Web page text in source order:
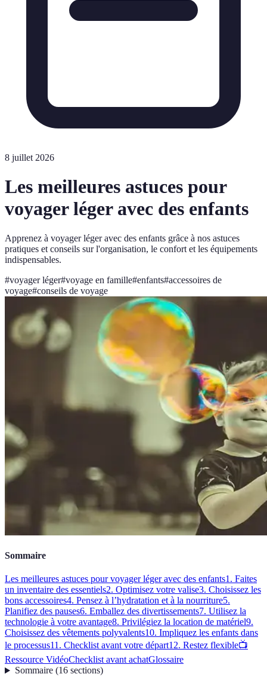
8 juillet 2026
Les meilleures astuces pour
voyager léger avec des enfants
Apprenez à voyager léger avec des enfants grâce à nos astuces
pratiques et conseils sur l'organisation, le confort et les équipements
indispensables.
#voyager léger#voyage en famille#enfants#accessoires de
voyage#conseils de voyage
Sommaire
Les meilleures astuces pour voyager léger avec des enfants1. Faites
un inventaire des essentiels2. Optimisez votre valise3. Choisissez les
bons accessoires4. Pensez à l’hydratation et à la nourriture5.
Planifiez des pauses6. Emballez des divertissements7. Utilisez la
technologie à votre avantage8. Privilégiez la location de matériel9.
Choisissez des vêtements polyvalents10. Impliquez les enfants dans
le processus11. Checklist avant votre départ12. Restez flexible📺
Ressource VidéoChecklist avant achatGlossaire
Sommaire(16 sections)